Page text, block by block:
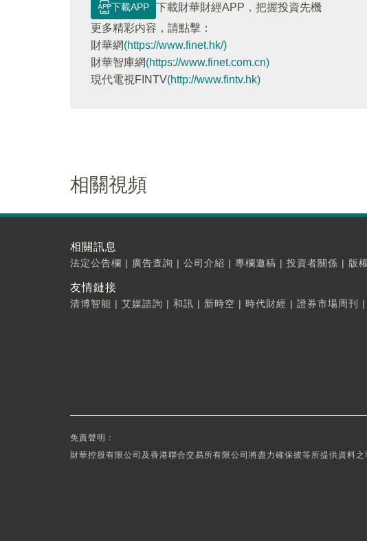
下載APP
下載財華財經APP，把握投資先機
更多精彩内容，請點擊：
財華網(https://www.finet.hk/)
財華智庫網(https://www.finet.com.cn)
現代電視FINTV(http://www.fintv.hk)
相關視頻
相關訊息
法定公告欄 | 廣告查詢 | 公司介紹 | 專欄邀稿 | 投資者關係 | 版
友情鏈接
清博智能 | 艾媒諮詢 | 和訊 | 新時空 | 時代財經 | 證券市場周刊 |
免責聲明：
財華控股有限公司及香港聯合交易所有限公司將盡力確保彼等所提供資料